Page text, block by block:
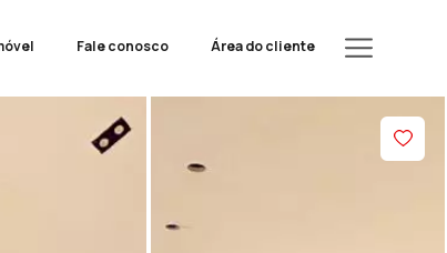
Fale conosco Área do cliente